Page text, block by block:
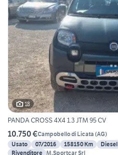
18
PANDA CROSS 4X4 1.3 JTM 95 CV
10.750 €Campobello di Licata (AG)
Usato
07/2016 158150 Km Diesel
Rivenditore M.Sportcar Srl